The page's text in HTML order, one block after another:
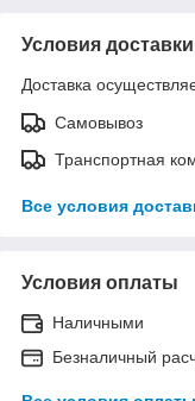
Условия доставки
Доставка
Самовывоз
Транспортная
Все условия
Условия оплаты
Наличными
Безналичный